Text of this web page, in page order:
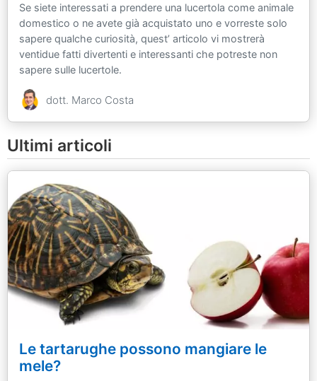
Se siete interessati a prendere una lucertola come animale
domestico o ne avete già acquistato uno e vorreste solo
sapere qualche curiosità, quest’ articolo vi mostrerà
ventidue fatti divertenti e interessanti che potreste non
sapere sulle lucertole.
dott. Marco Costa
Ultimi articoli
Le tartarughe possono mangiare le
mele?